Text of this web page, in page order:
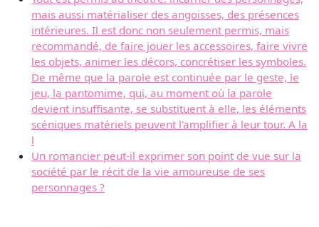
mais aussi matérialiser des angoisses, des présences
intérieures. Il est donc non seulement permis, mais
recommandé, de faire jouer les accessoires, faire vivre
les objets, animer les décors, concrétiser les symboles.
De même que la parole est continuée par le geste, le
jeu, la pantomime, qui, au moment où la parole
devient insuffisante, se substituent à elle, les éléments
scéniques matériels peuvent l'amplifier à leur tour. A la
l
Un romancier peut-il exprimer son point de vue sur la
société par le récit de la vie amoureuse de ses
personnages ?